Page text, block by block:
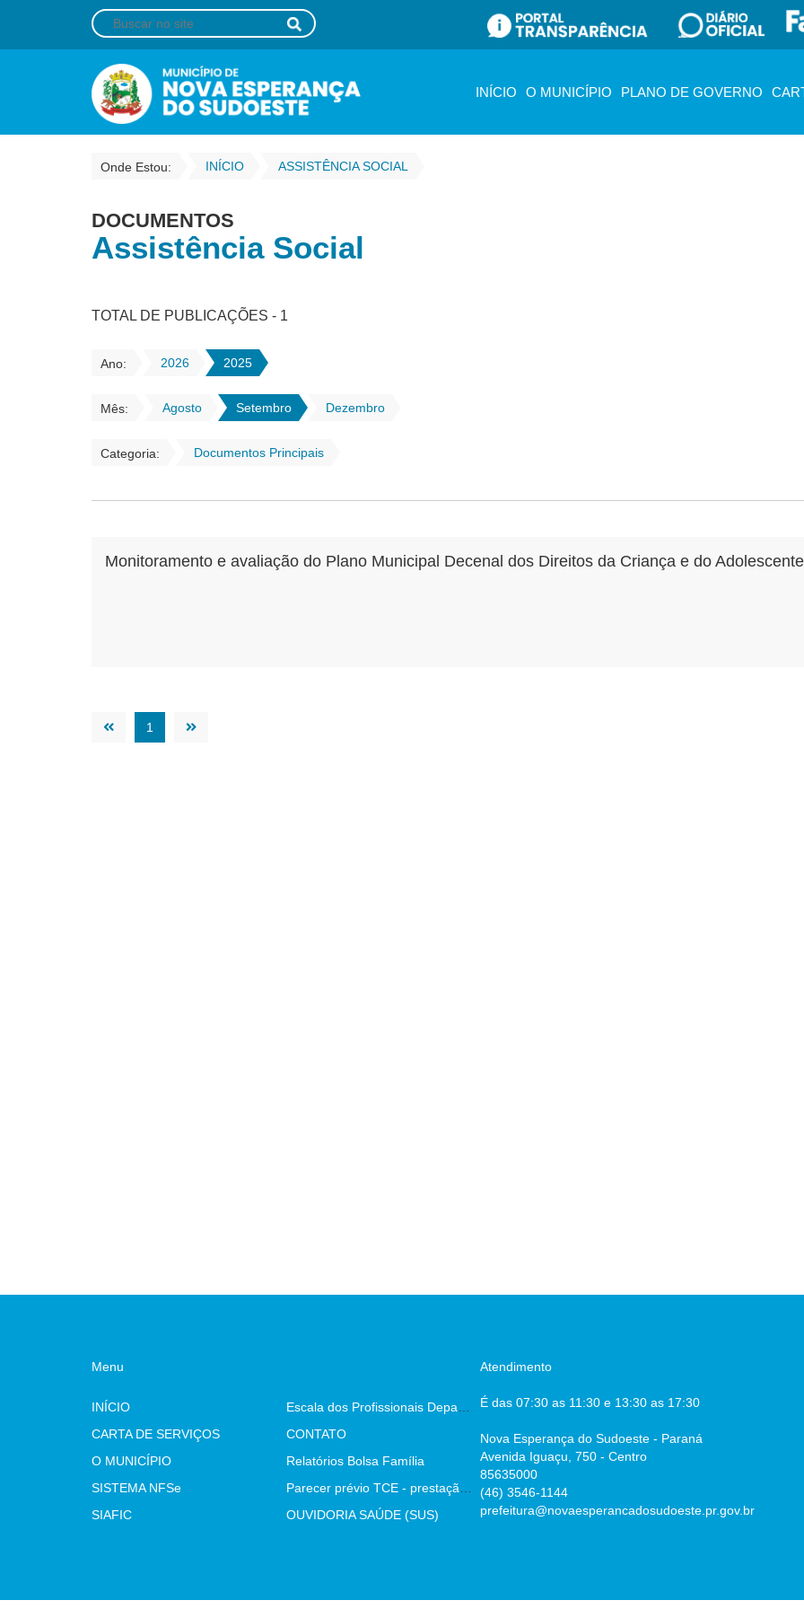
INÍCIO O MUNICÍPIO PLANO DE GOVERNO
Onde Estou: INÍCIO ASSISTÊNCIA SOCIAL
DOCUMENTOS
Assistência Social
TOTAL DE PUBLICAÇÕES - 1
Ano: 2026 2025
Mês: Agosto Setembro Dezembro
Categoria: Documentos Principais
Monitoramento e avaliação do Plano Municipal Decenal dos Direitos da Criança e do
1
Menu
INÍCIO
CARTA DE SERVIÇOS
CONTATO
O MUNICÍPIO
Relatórios Bolsa Família
SISTEMA NFSe
SIAFIC
OUVIDORIA SAÚDE (SUS)
Atendimento
É das 07:30 as 11:30 e 13:30 as 17:30
Nova Esperança do Sudoeste - Paraná
Avenida Iguaçu, 750 - Centro
85635000
(46) 3546-1144
prefeitura@novaesperancadosudoeste.pr.gov.br